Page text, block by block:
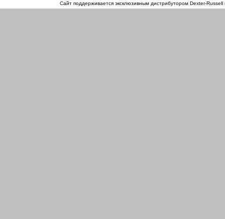
Сайт поддерживается эксклюзивным дистрибутором Dexter-Russell